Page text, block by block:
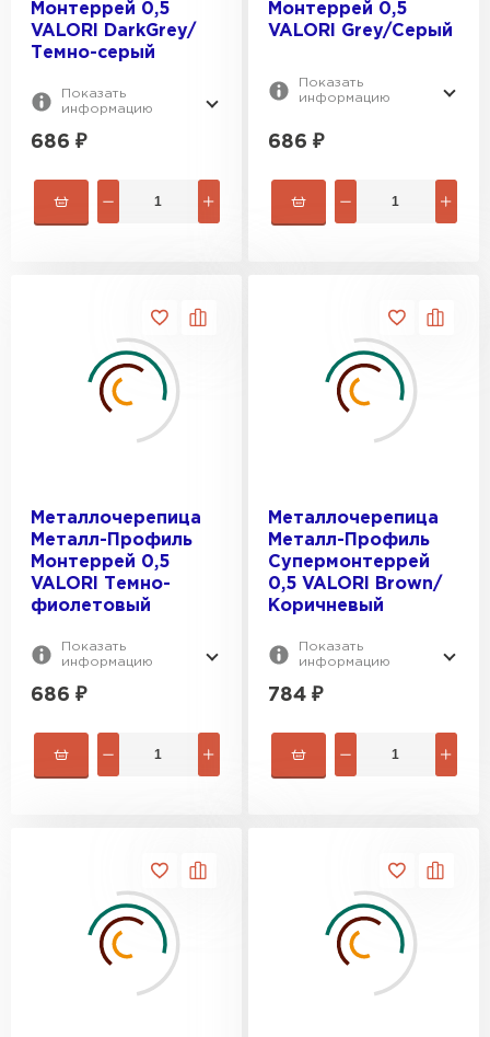
Монтеррей 0,5
VALORI DarkGrey/
Темно-серый
Показать
информацию
686 ₽
Монтеррей 0,5
VALORI Grey/Серый
Показать
информацию
686 ₽
Металлочерепица
Металл-Профиль
Монтеррей 0,5
VALORI Темно-
фиолетовый
Показать
информацию
686 ₽
Металлочерепица
Металл-Профиль
Супермонтеррей
0,5 VALORI Brown/
Коричневый
Показать
информацию
784 ₽